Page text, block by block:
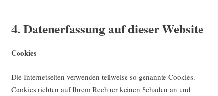
4. Datenerfassung auf dieser Website
Cookies
Die Internetseiten verwenden teilweise so genannte Cookies.
Cookies richten auf Ihrem Rechner keinen Schaden an und